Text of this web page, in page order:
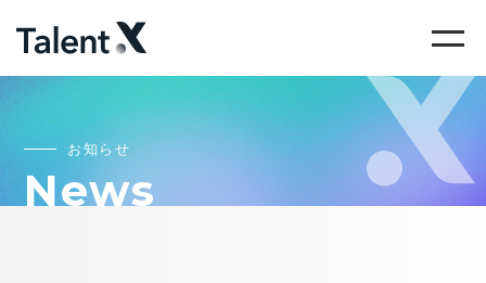
お知らせ
News